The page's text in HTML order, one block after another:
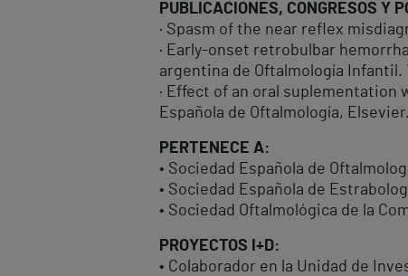
PUBLICACIONES, CONGRESOS Y
· Spasm of the near reflex
· Early-onset retrobulbar
argentina de Oftalmología Infantil.
· Effect of an oral suplementation
Española de Oftalmología,
PERTENECE A:
• Sociedad Española de
• Sociedad Española de
• Sociedad Oftalmológica de la
PROYECTOS I+D:
• Colaborador en la Unidad de